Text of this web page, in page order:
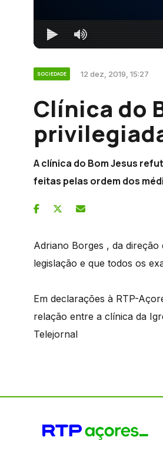
SOCIEDADE 12 dez, 2019, 15:27
Clínica do
A clínica do Bom Jesus
feitas pelas ordem dos
Adriano Borges , da
legislação e que todos os
Em declarações à RTP-
relação entre a clínica da
Telejornal